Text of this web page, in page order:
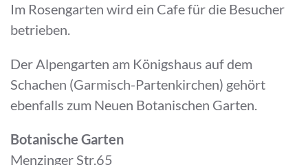
Im Rosengarten wird ein Cafe für die Besucher
betrieben.
Der Alpengarten am Königshaus auf dem
Schachen (Garmisch-Partenkirchen) gehört
ebenfalls zum Neuen Botanischen Garten.
Botanische Garten
Menzinger Str.65